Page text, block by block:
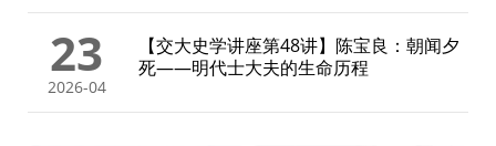
23
2026-04
【交大史学讲座第48讲】陈宝良：朝闻夕
死——明代士大夫的生命历程